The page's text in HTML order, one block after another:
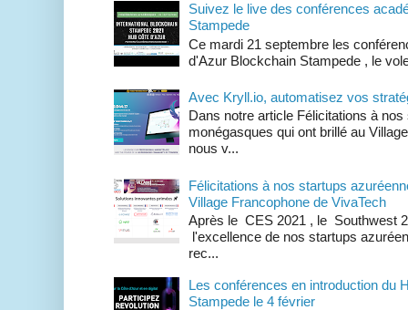
Suivez le live des conférences
Stampede
Ce mardi 21 septembre les
d'Azur Blockchain Stampede , le
Avec Kryll.io, automatisez vos
Dans notre article Félicitations à
monégasques qui ont brillé au
nous v...
Félicitations à nos startups
Village Francophone de VivaTech
Après le CES 2021 , le Southwest
l'excellence de nos startups
rec...
Les conférences en introduction du
Stampede le 4 février